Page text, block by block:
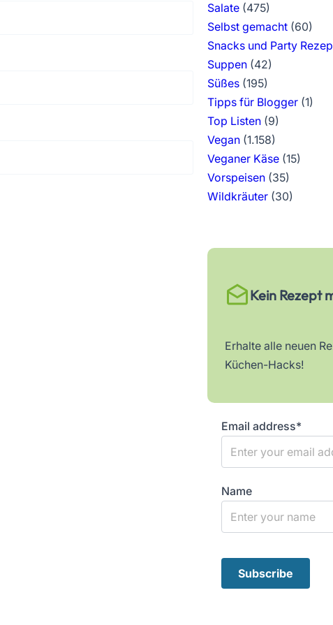
Salate(475)
Selbst gemacht(60)
Snacks und Party
Suppen(42)
Süßes(195)
Tipps für Blogger(1)
Top Listen(9)
Vegan(1.158)
Veganer Käse(15)
Vorspeisen(35)
Wildkräuter(30)
Kein Rezept
Erhalte alle neuen
Küchen-Hacks!
Email address*
Name